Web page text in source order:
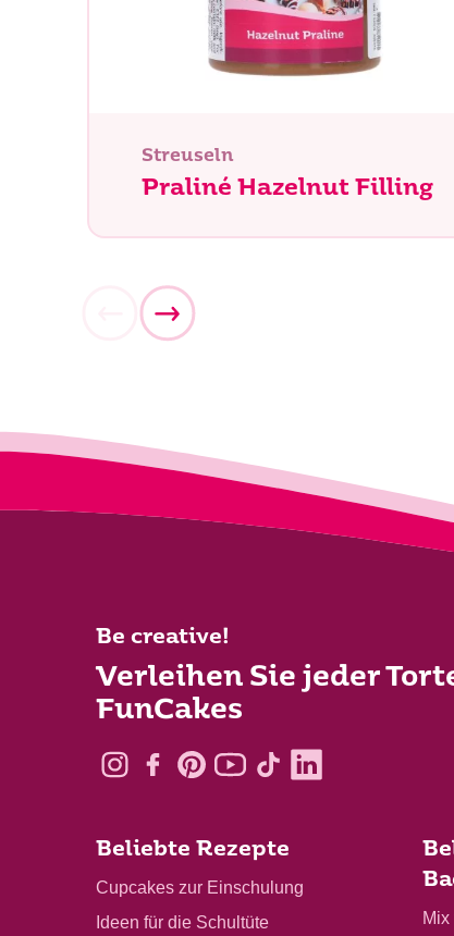
Streuseln
Praliné Hazelnut Filling
Be creative!
Verleihen Sie jeder
FunCakes
Beliebte Rezepte
Cupcakes zur Einschulung
Ideen für die Schultüte